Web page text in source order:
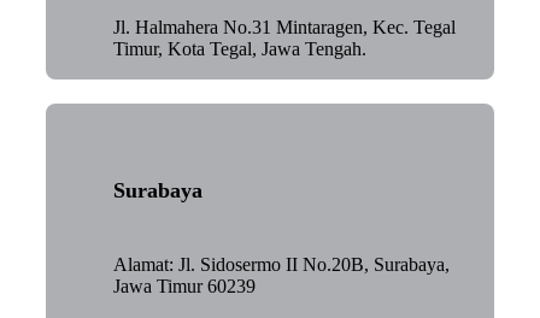
Jl. Halmahera No.31 Mintaragen, Kec. Tegal
Timur, Kota Tegal, Jawa Tengah.
Surabaya
Alamat: Jl. Sidosermo II No.20B, Surabaya,
Jawa Timur 60239